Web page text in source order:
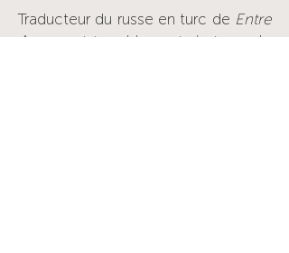
Traducteur du russe en turc de Entre
Amour et tremblement de terre, de